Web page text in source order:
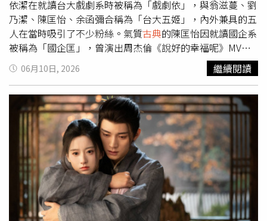
依潔在就讀台大戲劇系時被稱為「戲劇依」，與翁滋蔓、劉
乃潔、陳匡怡、余函彌合稱為「台大五姬」，內外兼具的五
人在當時吸引了不少粉絲。氣質古典的陳匡怡因就讀國企系
被稱為「國企匡」，曾演出周杰倫《說好的幸福呢》MV，
並以《我可能不會愛你》爆紅，但後來因身體狀況淡出演藝
圈。日前陳匡怡久違出席記者會，透露自己轉戰餐飲業，跟
朋友一起創業，目前她是品牌總監，坦言時間與金錢是創業
最大的挑戰。目前38歲的她沒有另一半，希望能在40歲前
結婚生子，歡迎大家幫她介紹適合的對象。翁滋蔓先前因照
顧家人減少工作量。（圖／翻攝自翁滋蔓臉書）畢業於台大
生物產業傳播暨發展學系的翁滋蔓被稱為「農推蔓」，參加
校園歌唱比賽獲得冠軍而被星探發掘，後來以廣告明星身分
出道，在演藝圈多方面發展，曾以《流言追追追》兩度入圍
金鐘獎最佳少年節目主持人，並演出《我的自由年代》、
《幸福兌換券》等劇。不過先前她為了照顧生病長輩，取消
06月10日, 2026 繼續閱讀